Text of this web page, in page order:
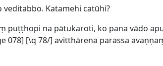
Katamehi catūhi?
puṭṭhopi na pātukaroti, ko pana vādo
078] [\q 78/] avitthārena parassa